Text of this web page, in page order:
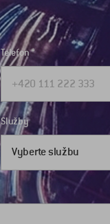
Telefon
Služby
Vyberte službu